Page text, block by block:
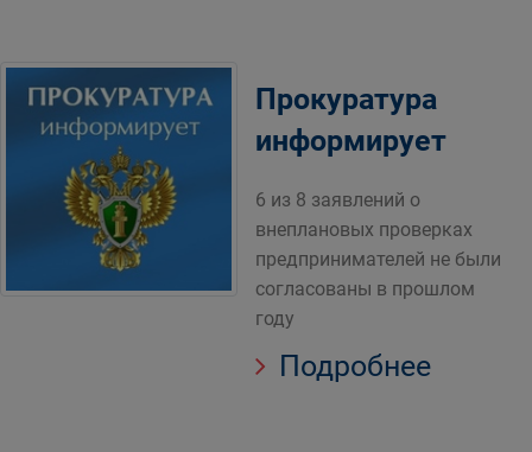
Прокуратура
информирует
6 из 8 заявлений о
внеплановых проверках
предпринимателей не были
согласованы в прошлом
году
Подробнее